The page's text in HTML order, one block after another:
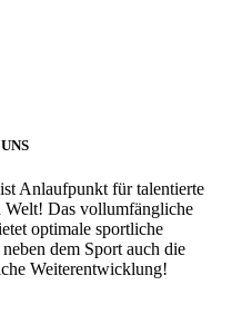
Anlaufpunkt für talentierte
Welt! Das vollumfängliche
optimale sportliche
dem Sport auch die
Weiterentwicklung!